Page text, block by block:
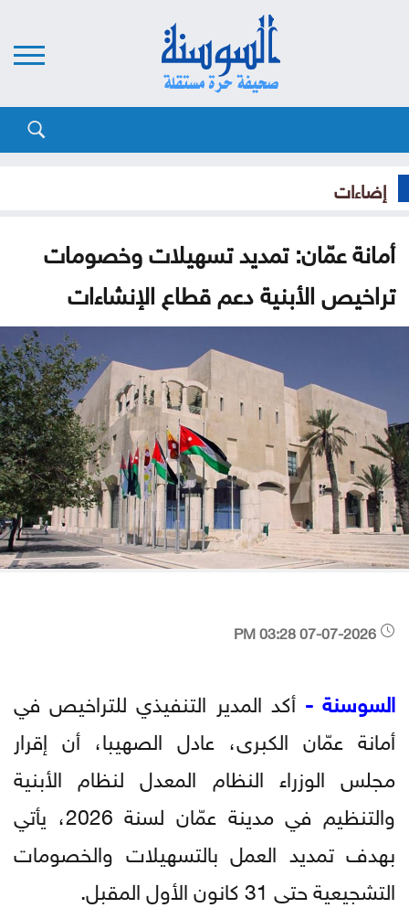
إضاءات
أمانة عمّان: تمديد تسهيلات وخصومات
تراخيص الأبنية دعم قطاع الإنشاءات
السوسنة - أكد المدير التنفيذي للتراخيص في
أمانة عمّان الكبرى، عادل الصهيبا، أن إقرار
مجلس الوزراء النظام المعدل لنظام الأبنية
والتنظيم في مدينة عمّان لسنة 2026، يأتي
بهدف تمديد العمل بالتسهيلات والخصومات
التشجيعية حتى 31 كانون الأول المقبل.